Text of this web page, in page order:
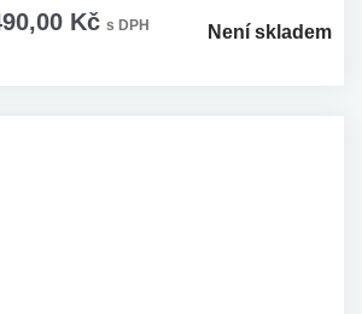
Kč s DPH
Není skladem